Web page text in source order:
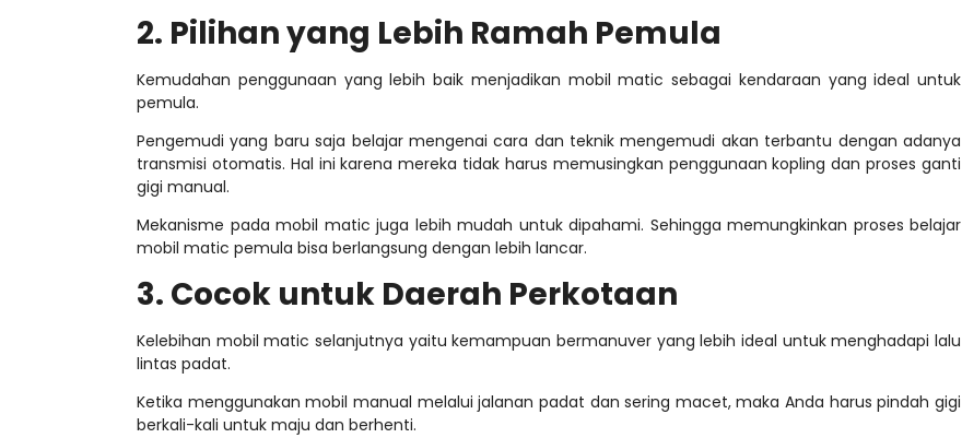
2. Pilihan yang Lebih Ramah Pemula
Kemudahan penggunaan yang lebih baik menjadikan mobil matic sebagai kendaraan yang ideal untuk
pemula.
Pengemudi yang baru saja belajar mengenai cara dan teknik mengemudi akan terbantu dengan adanya
transmisi otomatis. Hal ini karena mereka tidak harus memusingkan penggunaan kopling dan proses ganti
gigi manual.
Mekanisme pada mobil matic juga lebih mudah untuk dipahami. Sehingga memungkinkan prosesbelajar
mobil matic pemula bisa berlangsung dengan lebih lancar.
3. Cocok untuk Daerah Perkotaan
Kelebihan mobil maticselanjutnya yaitu kemampuan bermanuver yang lebih ideal untuk menghadapi lalu
lintas padat.
Ketika menggunakan mobil manual melalui jalanan padat dan sering macet, maka Anda harus pindah gigi
berkali-kali untuk maju dan berhenti.